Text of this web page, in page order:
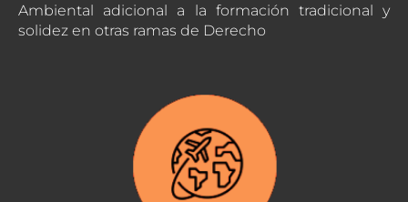
Ambiental adicional a la formación tradicional y
solidez en otras ramas de Derecho